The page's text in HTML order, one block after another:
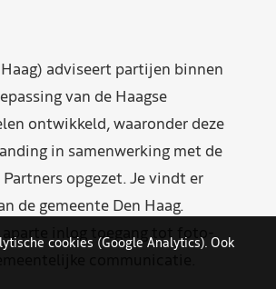
adviseert partijen binnen
van de Haagse
ontwikkeld, waaronder deze
in samenwerking met de
opgezet. Je vindt er
de gemeente Den Haag.
aparte inlog toegang tot foto-
communicatie.
cookies (Google Analytics). Ook